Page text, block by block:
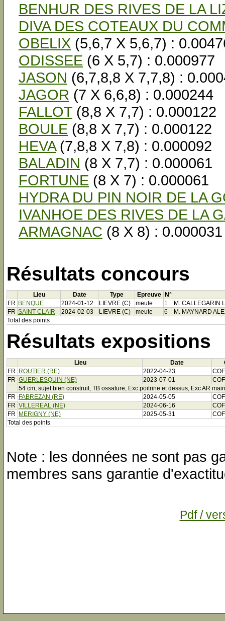
BENHUR DES RIVES DE LA
DIVA DES COTEAUX DU
OBELIX (5,6,7 X 5,6,7) :
ODISSEE (6 X 5,7) : 0.000977
JASON (6,7,8,8 X 7,7,8) :
JAGOR (7 X 6,6,8) : 0.000244
FALLOT (8,8 X 7,7) : 0.000122
BOULE (8,8 X 7,7) : 0.000122
HEVA(7,8,8 X 7,8) : 0.000092
BALADIN (8 X 7,7) : 0.000061
FORTUNE (8 X 7) : 0.000061
HYDRA DU PIN NOIR DE LA
IVANHOE DES RIVES DE LA
ARMAGNAC (8 X 8) : 0.000031
Résultats concours
Lieu Date Type Epreuve
N°
FR BENQUE 2024-01-12 LIEVRE (C) meute 1
M. CALLEGARIN
FR SAINT CLAIR 2024-02-03 LIEVRE (C) meute 6
M. MAYNARD
Total des points
Résultats expositions
Lieu Date
FR ROUTIER (RE) 2022-04-23
COF
FR GUERLESQUIN (NE) 2023-07-01
COF
54 cm, sujet bien construit, TB ossature, Exc poitrine et dessus, Exc AR
FR FABREZAN (RE) 2024-05-05
COF
FR VILLEREAL (NE) 2024-06-16
COF
FR MERIGNY (NE) 2025-05-31
COF
Total des points
Note : les données ne sont pas
membres sans garantie
Pdf /